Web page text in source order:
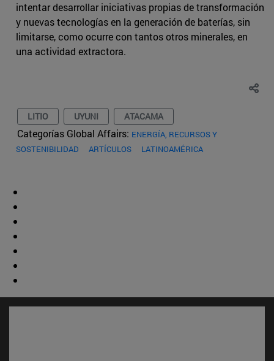
intentar desarrollar iniciativas propias de transformación
y nuevas tecnologías en la generación de baterías, sin
limitarse, como ocurre con tantos otros minerales, en
una actividad extractora.
LITIO UYUNI ATACAMA
Categorías Global Affairs: ENERGÍA, RECURSOS Y
SOSTENIBILIDAD
ARTÍCULOS LATINOAMÉRICA